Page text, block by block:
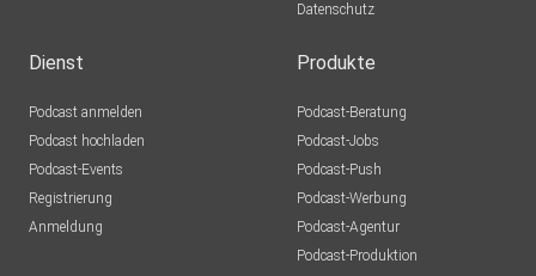
Datenschutz
Dienst
Podcast anmelden
Podcast hochladen
Podcast-Events
Registrierung
Anmeldung
Produkte
Podcast-Beratung
Podcast-Jobs
Podcast-Push
Podcast-Werbung
Podcast-Agentur
Podcast-Produktion